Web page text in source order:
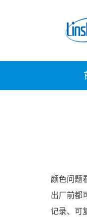
颜色问题
出厂前都
记录、可